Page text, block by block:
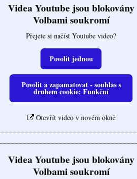
Videa Youtube jsou blokovány
Volbami soukromí
Přejete si načíst Youtube video?
Povolit jednou
Povolit a zapamatovat - souhlas s
druhem cookie: Funkční
Otevřít video v novém okně
Videa Youtube jsou blokovány
Volbami soukromí